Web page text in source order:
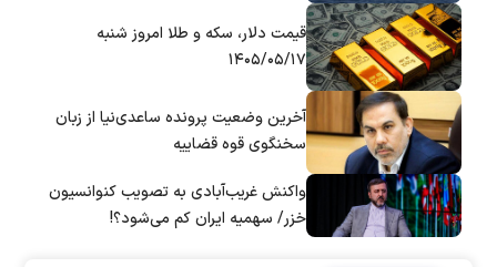
قیمت دلار، سکه و طلا امروز شنبه
۱۴۰۵/۰۵/۱۷
آخرین وضعیت پرونده ساعدی‌نیا از زبان
سخنگوی قوه قضاییه
واکنش غریب‌آبادی به تصویب کنوانسیون
خزر/ سهمیه ایران کم می‌شود؟!